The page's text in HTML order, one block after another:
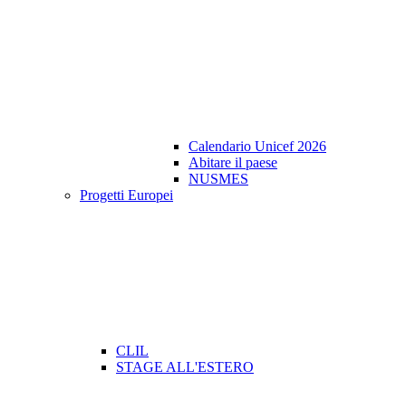
Calendario Unicef 2026
Abitare il paese
NUSMES
Progetti Europei
CLIL
STAGE ALL'ESTERO